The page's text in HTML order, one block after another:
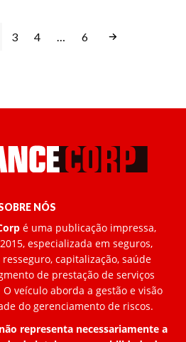
3 4 … 6
NÓS
é uma publicação impressa,
especializada em seguros,
capitalização, saúde
de prestação de serviços
veículo aborda a gestão e visão
do gerenciamento de riscos.
representa necessariamente a